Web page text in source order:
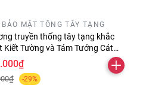
MẬT TÔNG TÂY TẠNG
truyền thống tây tạng khắc
Kiết Tường và Tám Tướng Cát
-29%